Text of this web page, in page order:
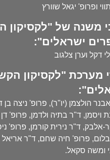
ופרופ' יגאל שוורץ
משנה של "לקסיקון
ישראלים":
דקל וערן צלגוב
מערכת "לקסיקון
הולצמן (יו"ר), פרופ' ניצה בן
ויסמן, ד"ר בתיה ולדמן, פרופ'
אלבק, ד"ר נירית קורמן, פרופ'
בלום, פרופ' חיה שחם, ד"ר
ומשה סקאל.